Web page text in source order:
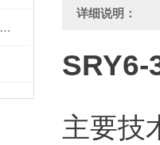
防爆电加热器选择时需要注意哪些事项
详细说明：
SRY6-
主要技